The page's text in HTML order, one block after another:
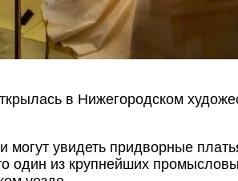
в Нижегородском
могут увидеть придворные
один из крупнейших